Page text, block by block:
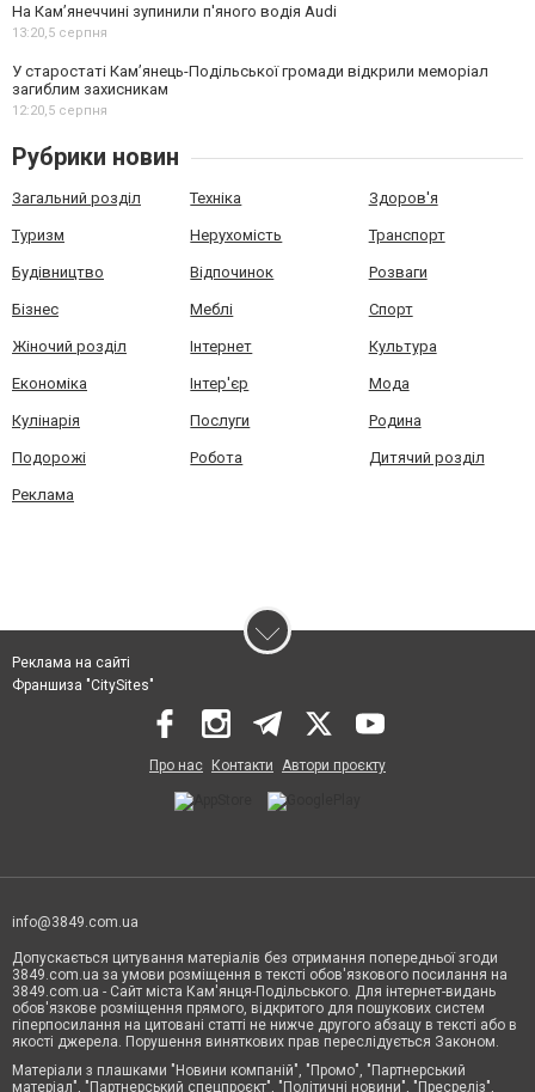
На Камʼянеччині зупинили п'яного водія Audi
13:20, 5 серпня
У старостаті Кам’янець-Подільської громади відкрили меморіал
загиблим захисникам
12:20, 5 серпня
Рубрики новин
Загальний розділ Техніка Здоров'я
Туризм Нерухомість Транспорт
Будівництво Відпочинок Розваги
Бізнес Меблі Спорт
Жіночий розділ Інтернет Культура
Економіка Інтер'єр Мода
Кулінарія Послуги Родина
Подорожі Робота Дитячий розділ
Реклама
Реклама на сайті
Франшиза "CitySites"
Про нас Контакти Автори проєкту
info@3849.com.ua
Допускається цитування матеріалів без отримання попередньої згоди
3849.com.ua за умови розміщення в тексті обов'язкового посилання на
3849.com.ua - Сайт міста Кам'янця-Подільського. Для інтернет-видань
обов'язкове розміщення прямого, відкритого для пошукових систем
гіперпосилання на цитовані статті не нижче другого абзацу в тексті або в
якості джерела. Порушення виняткових прав переслідується Законом.
Матеріали з плашками "Новини компаній", "Промо", "Партнерський
матеріал", "Партнерський спецпроєкт", "Політичні новини", "Пресреліз",